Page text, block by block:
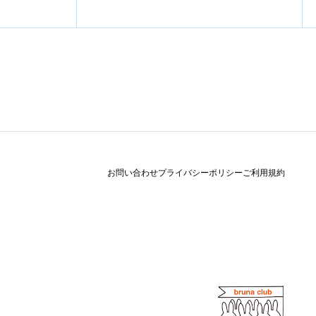
お問い合わせプライバシーポリシーご利用規約